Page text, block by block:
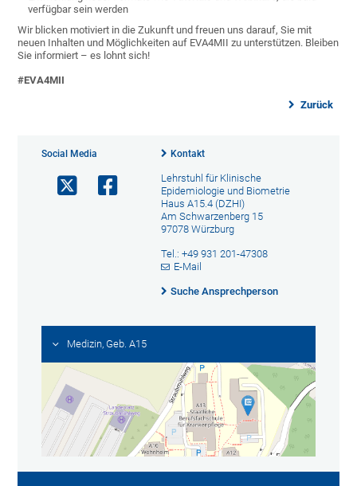
verfügbar sein werden
Wir blicken motiviert in die Zukunft und freuen uns darauf, Sie mit
neuen Inhalten und Möglichkeiten auf EVA4MII zu unterstützen. Bleiben
Sie informiert – es lohnt sich!
#EVA4MII
Zurück
Social Media Kontakt
Lehrstuhl für Klinische
Epidemiologie und Biometrie
Haus A15.4 (DZHI)
Am Schwarzenberg 15
97078 Würzburg
Tel.: +49 931 201-47308
E-Mail
Suche Ansprechperson
Medizin, Geb. A15